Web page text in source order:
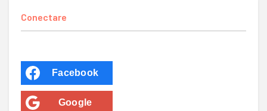
Conectare
Facebook
Google